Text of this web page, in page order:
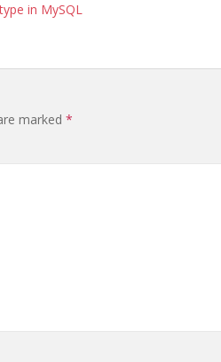
in MySQL
marked *